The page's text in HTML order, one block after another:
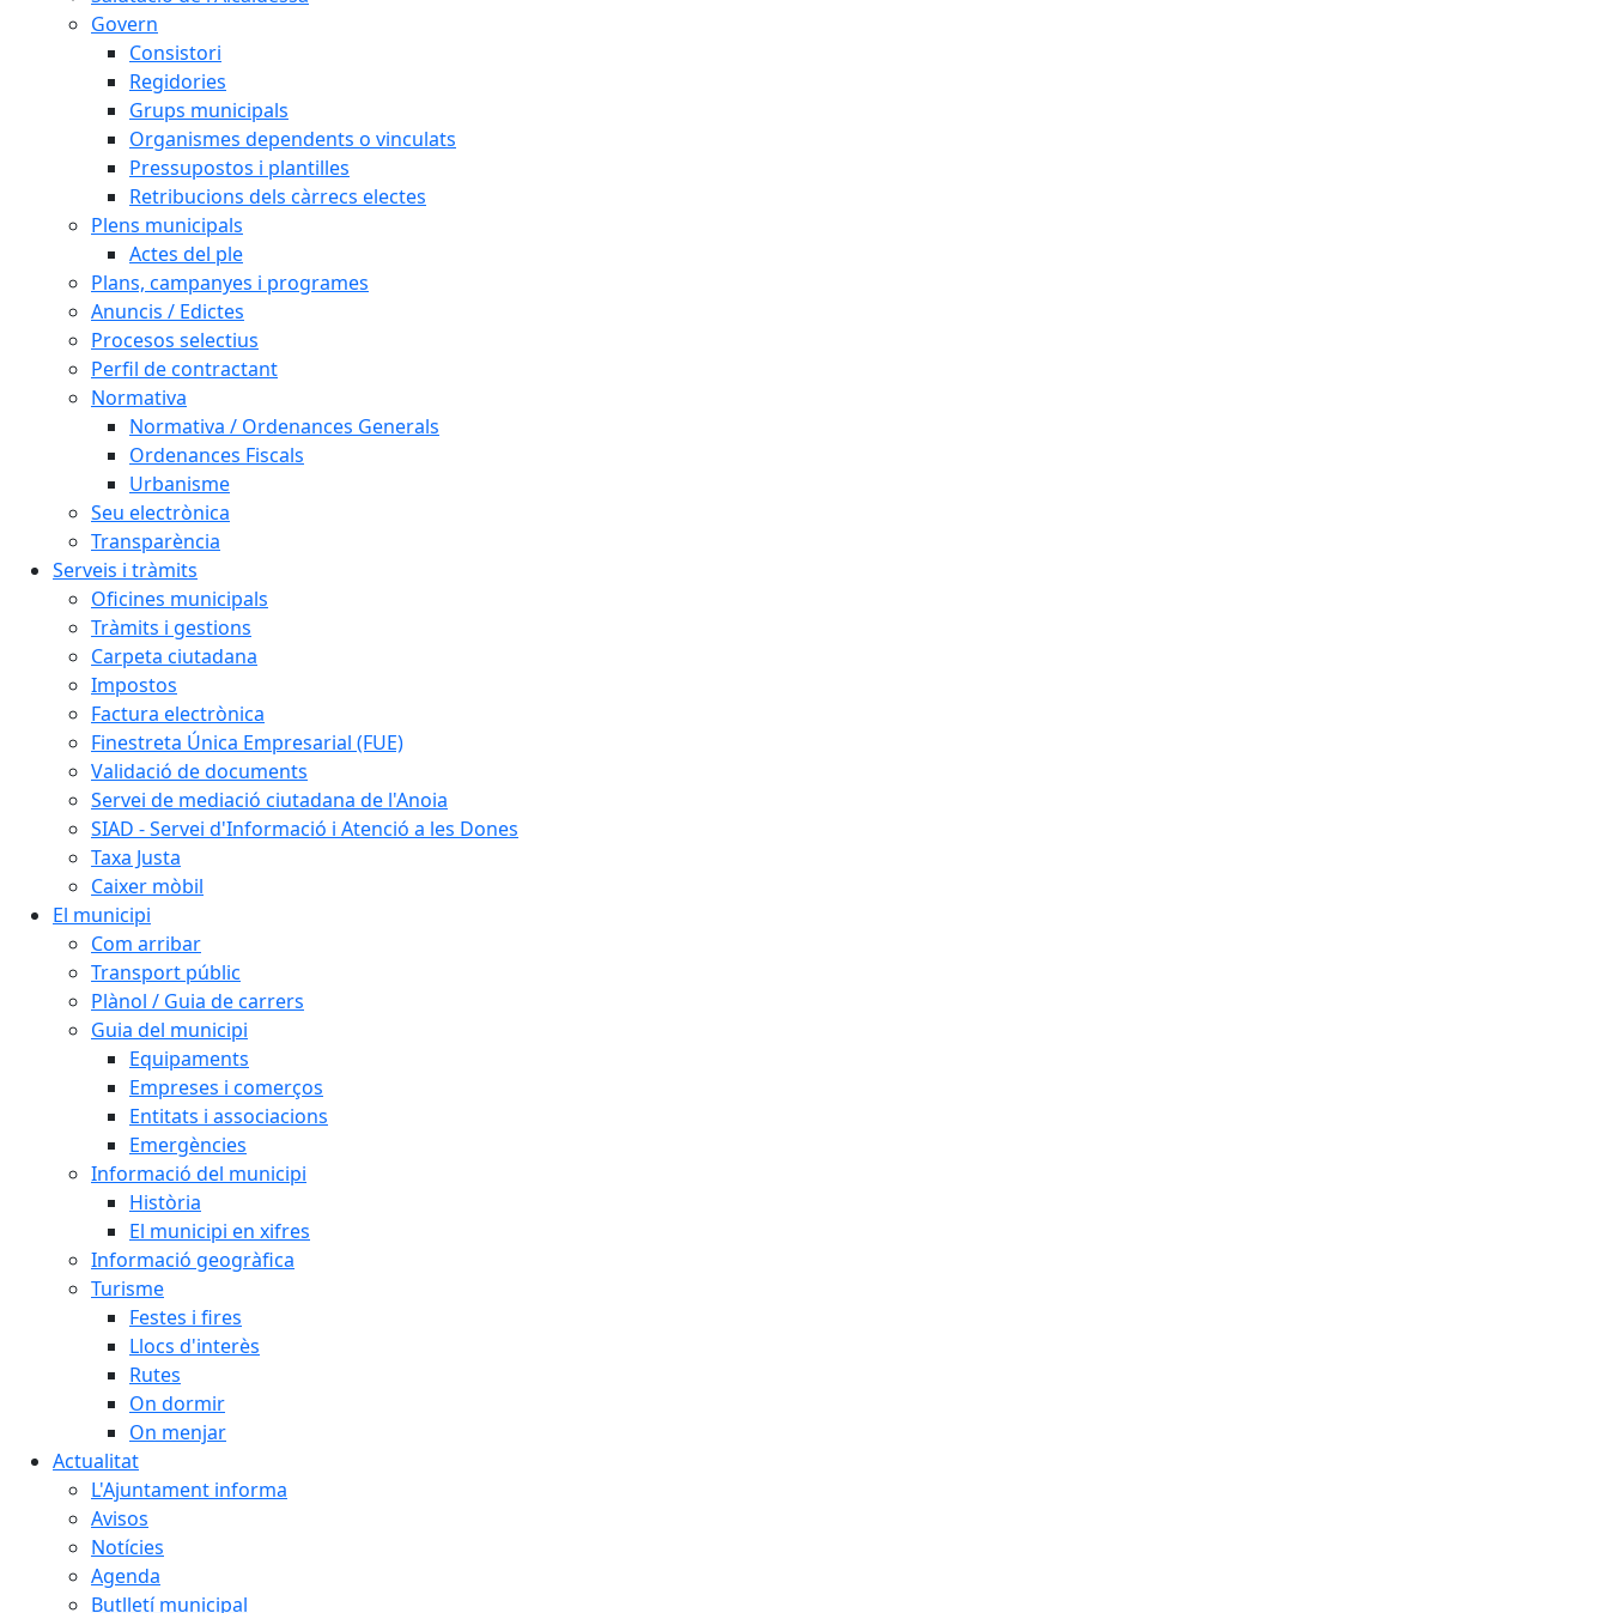
Govern
Consistori
Regidories
Grups municipals
Organismes dependents o vinculats
Pressupostos i plantilles
Retribucions dels càrrecs electes
Plens municipals
Actes del ple
Plans, campanyes i programes
Anuncis / Edictes
Procesos selectius
Perfil de contractant
Normativa
Normativa / Ordenances Generals
Ordenances Fiscals
Urbanisme
Seu electrònica
Transparència
Serveis i tràmits
Oficines municipals
Tràmits i gestions
Carpeta ciutadana
Impostos
Factura electrònica
Finestreta Única Empresarial (FUE)
Validació de documents
Servei de mediació ciutadana de l'Anoia
SIAD - Servei d'Informació i Atenció a les Dones
Taxa Justa
Caixer mòbil
El municipi
Com arribar
Transport públic
Plànol / Guia de carrers
Guia del municipi
Equipaments
Empreses i comerços
Entitats i associacions
Emergències
Informació del municipi
Història
El municipi en xifres
Informació geogràfica
Turisme
Festes i fires
Llocs d'interès
Rutes
On dormir
On menjar
Actualitat
L'Ajuntament informa
Avisos
Notícies
Agenda
Butlletí municipal